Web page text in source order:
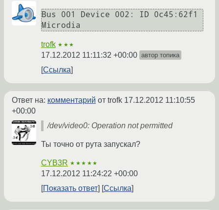
Bus 001 Device 002: ID 0c45:62f1
trofk ★★★
17.12.2012 11:11:32 +00:00 автор топика
Ссылка
Ответ на: комментарий от trofk 17.12.2012 11:10:55
+00:00
/dev/video0: Operation not permitted
Ты точно от рута запускал?
CYB3R ★★★★★
17.12.2012 11:24:22 +00:00
Показать ответ
Ссылка